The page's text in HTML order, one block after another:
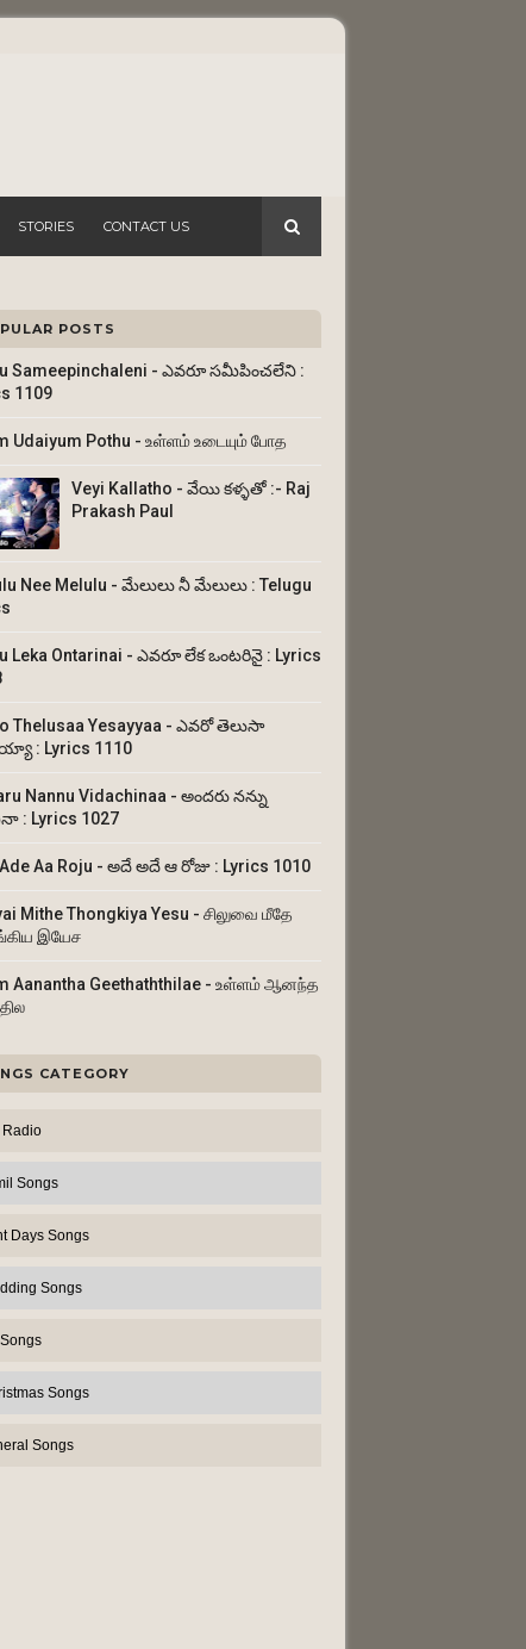
STORIES CONTACT US
POSTS
Sameepinchaleni - ఎవరూ సమీపించలేని :
1109
Udaiyum Pothu - உள்ளம் உடையும் போத
Veyi Kallatho - వేయి కళ్ళతో :- Raj
Prakash Paul
Nee Melulu - మేలులు నీ మేలులు : Telugu
Leka Ontarinai - ఎవరూ లేక ఒంటరినై : Lyrics
Thelusaa Yesayyaa - ఎవరో తెలుసా
: Lyrics 1110
Nannu Vidachinaa - అందరు నన్ను
: Lyrics 1027
Aa Roju - అదే అదే ఆ రోజు : Lyrics 1010
Mithe Thongkiya Yesu - சிலுவை மீதே
இயேச
Aanantha Geethaththilae - உள்ளம் ஆனந்த
CATEGORY
Radio
Songs
Days Songs
Songs
Songs
Songs